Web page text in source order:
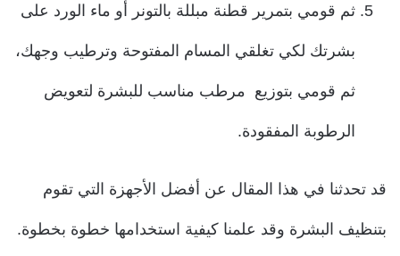
ثم قومي بتمرير قطنة مبللة بالتونر أو ماء الورد على
بشرتك لكي تغلقي المسام المفتوحة وترطيب وجهك،
ثم قومي بتوزيع مرطب مناسب للبشرة لتعويض
الرطوبة المفقودة.
قد تحدثنا في هذا المقال عن أفضل الأجهزة التي تقوم
بتنظيف البشرة وقد علمنا كيفية استخدامها خطوة بخطوة.